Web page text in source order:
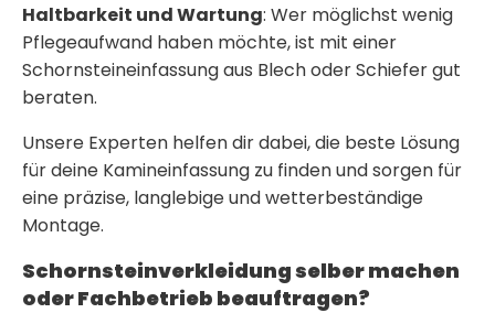
Haltbarkeit und Wartung: Wer möglichst wenig
Pflegeaufwand haben möchte, ist mit einer
Schornsteineinfassung aus Blechoder Schiefer gut
beraten.
Unsere Experten helfen dir dabei, die beste Lösung
für deine Kamineinfassung zu finden und sorgen für
eine präzise, langlebige und wetterbeständige
Montage.
Schornsteinverkleidung selber machen
oder Fachbetrieb beauftragen?